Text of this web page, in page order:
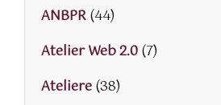
ANBPR(44)
Atelier Web 2.0(7)
Ateliere(38)